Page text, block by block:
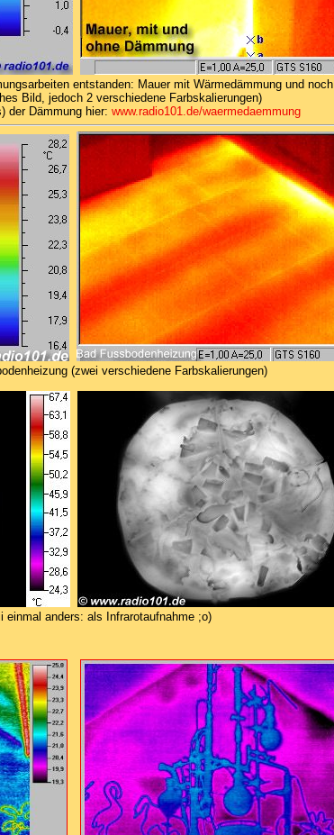
entstanden: Mauer mit Wärmedämmung und noch
Bild, jedoch 2 verschiedene Farbskalierungen)
der Dämmung hier: www.radio101.de/waermedaemmung
(zwei verschiedene Farbskalierungen)
einmal anders: als Infrarotaufnahme ;o)